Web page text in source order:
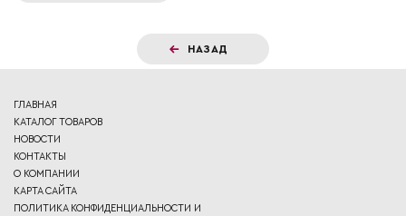
НАЗАД
ГЛАВНАЯ
КАТАЛОГ ТОВАРОВ
НОВОСТИ
КОНТАКТЫ
О КОМПАНИИ
КАРТА САЙТА
ПОЛИТИКА КОНФИДЕНЦИАЛЬНОСТИ И